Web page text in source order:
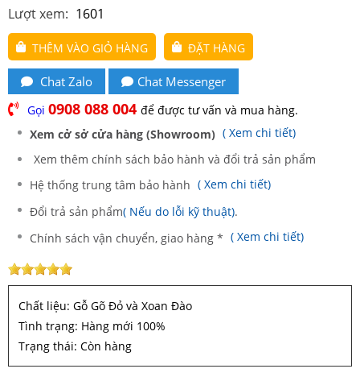
Lượt xem: 1601
THÊM VÀO GIỎ HÀNG ĐẶT HÀNG
Chat Zalo Chat Messenger
Gọi 0908 088 004 để được tư vấn và mua hàng.
Xem cở sở cửa hàng (Showroom) ( Xem chi tiết)
Xem thêm chính sách bảo hành và đổi trả sản phẩm
Hệ thống trung tâm bảo hành ( Xem chi tiết)
Đổi trả sản phẩm( Nếu do lỗi kỹ thuật).
Chính sách vận chuyển, giao hàng * ( Xem chi tiết)
Chất liệu: Gỗ Gõ Đỏ và Xoan Đào
Tình trạng: Hàng mới 100%
Trạng thái: Còn hàng